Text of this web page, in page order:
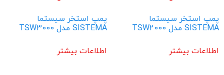
پمپ استخر سیستما
SISTEMA مدل TSW2000
اطلاعات بیشتر
پمپ استخر سیستما
SISTEMA مدل TSW3000
اطلاعات بیشتر